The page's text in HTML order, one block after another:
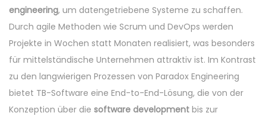
engineering, um datengetriebene Systeme zu schaffen.
Durch agile Methoden wie Scrum und DevOps werden
Projekte in Wochen statt Monaten realisiert, was besonders
für mittelständische Unternehmen attraktiv ist. Im Kontrast
zu den langwierigen Prozessen von Paradox Engineering
bietet TB-Software eine End-to-End-Lösung, die von der
Konzeption über die software development bis zur